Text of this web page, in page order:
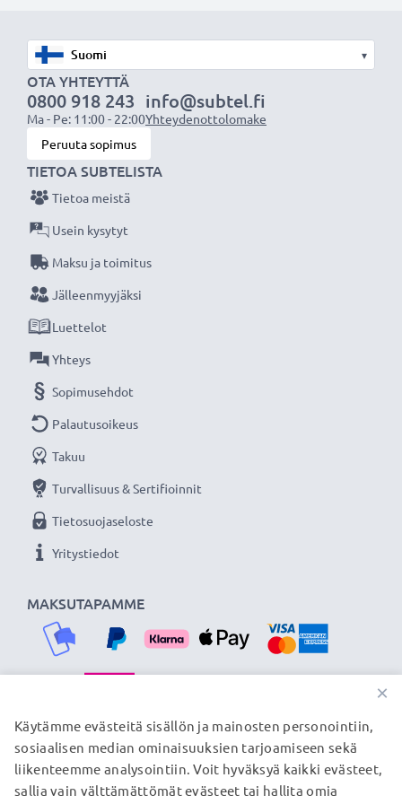
Valitse CELLONIC, etkä tingi laadusta. Tilaa nyt!
▾
OTA YHTEYTTÄ
0800 918 243
Ma - Pe: 11:00 - 22:00
info@subtel.fi
Yhteydenottolomake
Peruuta sopimus
MAKSUTAPAMME
TIETOA SUBTELISTA
Tietoa meistä
Usein kysytyt
Maksu ja toimitus
Jälleenmyyjäksi
Luettelot
Yhteys
Sopimusehdot
Palautusoikeus
Takuu
Turvallisuus & Sertifioinnit
Tietosuojaseloste
Yritystiedot
TOIMITUSKUMPPANIMME
© subtel.fi 2026
×
Käytämme evästeitä sisällön ja mainosten personointiin,
sosiaalisen median ominaisuuksien tarjoamiseen sekä
liikenteemme analysointiin. Voit hyväksyä kaikki evästeet,
sallia vain välttämättömät evästeet tai hallita omia